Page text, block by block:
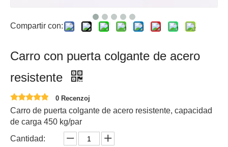
Compartir con:
Carro con puerta colgante de acero
resistente
0 Recenzoj
Carro de puerta colgante de acero resistente, capacidad
de carga 450 kg/par
Cantidad: